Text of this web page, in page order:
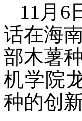
11月6
话在海
部木薯
机学院
种的创